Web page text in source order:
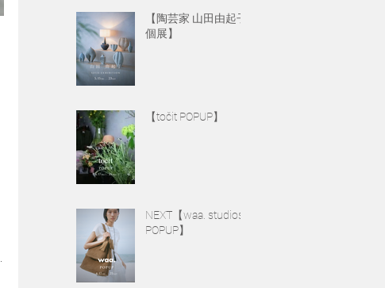
【陶芸家 山田由起子
個展】
【točit POPUP】
NEXT【waa. studios
POPUP】